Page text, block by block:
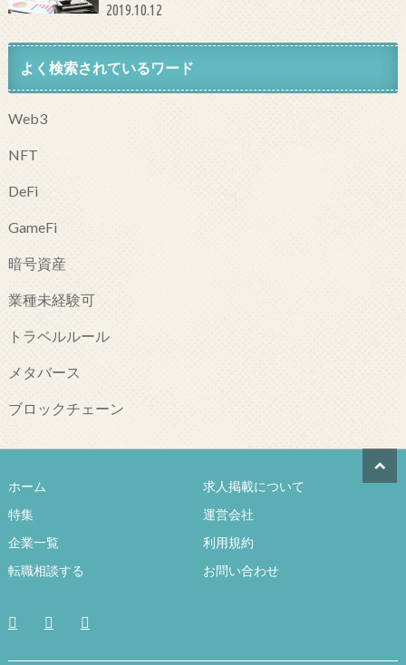
2019.10.12
よく検索されているワード
Web3
NFT
DeFi
GameFi
暗号資産
業種未経験可
トラベルルール
メタバース
ブロックチェーン
ホーム
特集
企業一覧
転職相談する
求人掲載について
運営会社
利用規約
お問い合わせ